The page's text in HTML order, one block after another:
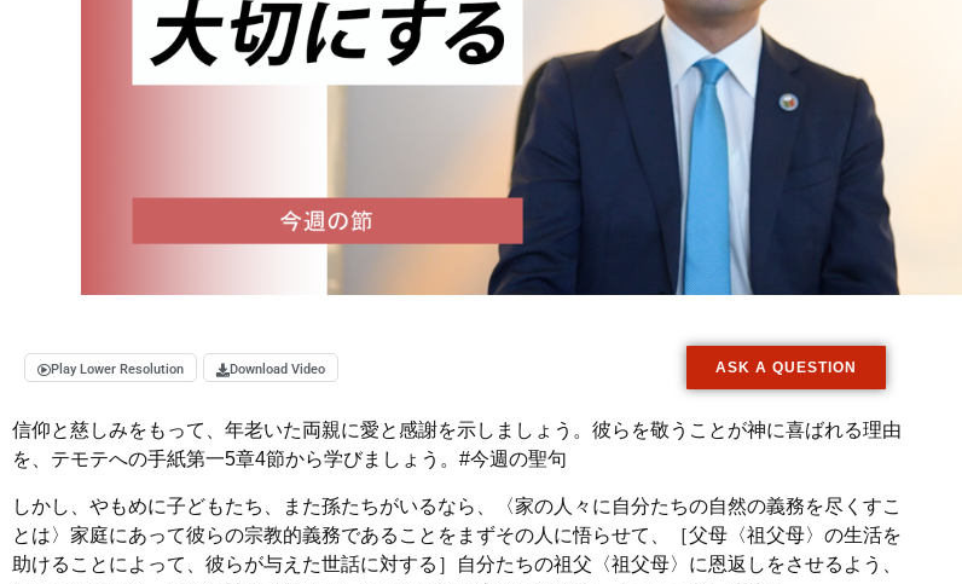
Play Lower Resolution Download Video ASK A QUESTION
信仰と慈しみをもって、年老いた両親に愛と感謝を示しましょう。彼らを敬うことが神に喜ばれる理由
を、テモテへの手紙第一5章4節から学びましょう。 #今週の聖句
しかし、やもめに子どもたち、また孫たちがいるなら、〈家の人々に自分たちの自然の義務を尽くすこ
とは〉家庭にあって彼らの宗教的義務であることをまずその人に悟らせて、［父母〈祖父母〉の生活を
助けることによって、彼らが与えた世話に対する］自分たちの祖父〈祖父母〉に恩返しをさせるよう、